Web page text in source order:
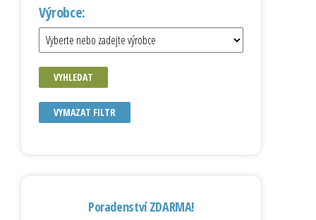
Výrobce:
VYHLEDAT
VYMAZAT FILTR
Poradenství ZDARMA!